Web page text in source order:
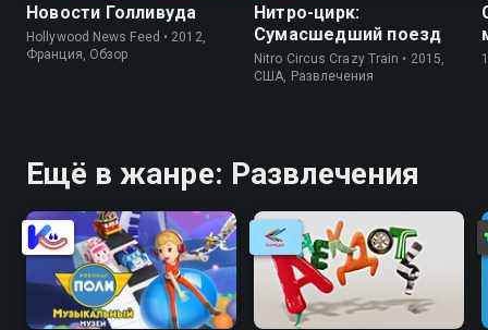
Новости Голливуда
Hollywood News Feed • 2012,
Франция, Обзор
Нитро-цирк:
Сумасшедший поезд
Nitro Circus Crazy Train • 2015,
США, Развлечения
Ещё в жанре: Развлечения